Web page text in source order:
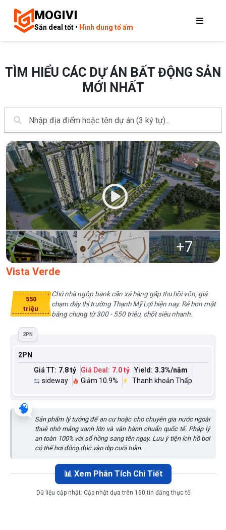
MOGIVI
Săn deal tốt • Hình dung tổ ấm
TÌM HIỂU CÁC DỰ ÁN BẤT ĐỘNG SẢN
MỚI NHẤT
+7
Vista Verde
550
triệu
Chủ nhà ngộp bank cần xả hàng gấp thu hồi vốn, giá
chạm đáy thị trường Thạnh Mỹ Lợi hiện nay. Rẻ hơn mặt
bằng chung từ 300 - 550 triệu, chốt siêu nhanh.
2PN
2PN
Giá TT: 7.8 tỷ Giá Deal: 7.0 tỷ Yield: 3.3%/năm
sideway
Giảm 10.9% Thanh khoản Thấp
🧠
Sản phẩm lý tưởng để an cư hoặc cho chuyên gia nước ngoài
thuê nhờ mảng xanh lớn và vận hành chuẩn quốc tế. Pháp lý
an toàn 100% với sổ hồng sang tên ngay. Lưu ý tiện ích hồ bơi
có thể hơi đông đúc vào dịp cuối tuần.
📊 Xem Phân Tích Chi Tiết
Dữ liệu cập nhật: Cập nhật dựa trên 160 tin đăng thực tế